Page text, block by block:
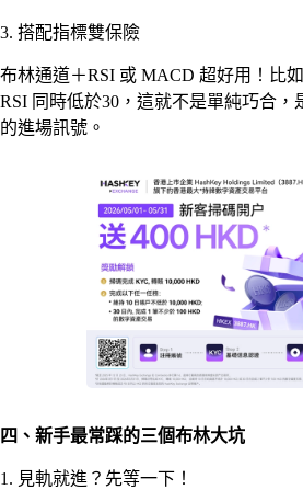
3. 搭配指標雙保險
布林通道＋RSI 或 MACD 超好用！比
RSI 同時低於30，這就不是單純巧合，
的進場訊號。
四、新手最常踩的三個布林大坑
1. 見軌就進？先等一下！